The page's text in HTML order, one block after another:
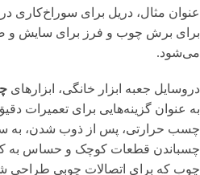
عنوان مثال، دریل برای سوراخ‌کاری
برای برش چوب و فرز برای سایش و
می‌شود.
دروسایل جعبه ابزار خانگی، ابزارهای
به عنوان گزینه‌هایی برای تعمیرات
چسب حرارتی، پس از ذوب شدن،
چسباندن قطعات کوچک و حساس به
چوب که برای اتصالات چوبی طراحی